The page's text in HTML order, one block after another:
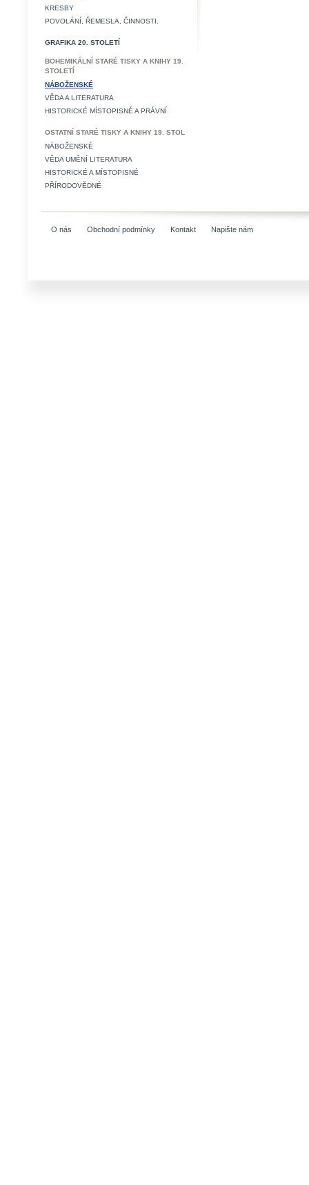
KRESBY
POVOLÁNÍ, ŘEMESLA, ČINNOSTI.
GRAFIKA 20. STOLETÍ
BOHEMIKÁLNÍ STARÉ TISKY A KNIHY 19.
STOLETÍ
NÁBOŽENSKÉ
VĚDA A LITERATURA
HISTORICKÉ MÍSTOPISNÉ A PRÁVNÍ
OSTATNÍ STARÉ TISKY A KNIHY 19. STOL
NÁBOŽENSKÉ
VĚDA UMĚNÍ LITERATURA
HISTORICKÉ A MÍSTOPISNÉ
PŘÍRODOVĚDNÉ
O nás Obchodní podmínky Kontakt Napište nám